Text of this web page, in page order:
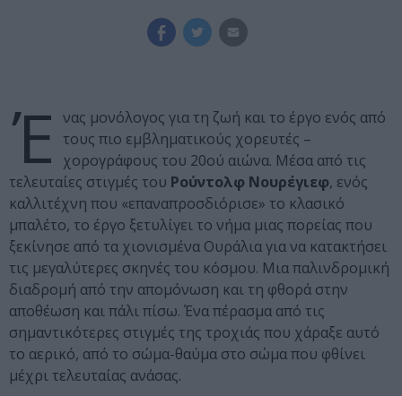
Έ νας μονόλογος για τη ζωή και το έργο ενός από
τους πιο εμβληματικούς χορευτές –
χορογράφους του 20ού αιώνα. Μέσα από τις
τελευταίες στιγμές του Ρούντολφ Νουρέγιεφ, ενός
καλλιτέχνη που «επαναπροσδιόρισε» το κλασικό
μπαλέτο, το έργο ξετυλίγει το νήμα μιας πορείας που
ξεκίνησε από τα χιονισμένα Ουράλια για να κατακτήσει
τις μεγαλύτερες σκηνές του κόσμου. Μια παλινδρομική
διαδρομή από την απομόνωση και τη φθορά στην
αποθέωση και πάλι πίσω. Ένα πέρασμα από τις
σημαντικότερες στιγμές της τροχιάς που χάραξε αυτό
το αερικό, από το σώμα-θαύμα στο σώμα που φθίνει
μέχρι τελευταίας ανάσας.